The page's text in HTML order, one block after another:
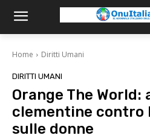
Home Diritti Umani
DIRITTI UMANI
Orange The World:
clementine contro
sulle donne